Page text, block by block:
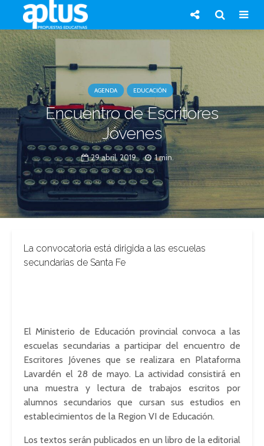
AGENDA EDUCACIÓN
Encuentro de Escritores
Jóvenes
29 abril, 2019 1 min.
La convocatoria está dirigida a las escuelas
secundarias de Santa Fe
El Ministerio de Educación provincial convoca a las
escuelas secundarias a participar del encuentro de
Escritores Jóvenes que se realizara en Plataforma
Lavardén el 28 de mayo. La actividad consistirá en
una muestra y lectura de trabajos escritos por
alumnos secundarios que cursan sus estudios en
establecimientos de la Region VI de Educación.
Los textos serán publicados en un libro de la editorial